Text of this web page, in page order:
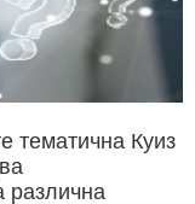
тематична Куиз
различна